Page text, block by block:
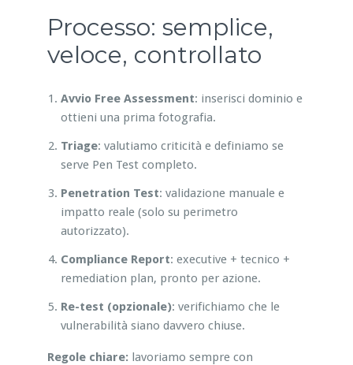
Processo: semplice,
veloce, controllato
Avvio Free Assessment: inserisci dominio e
ottieni una prima fotografia.
Triage: valutiamo criticità e definiamo se
serve Pen Test completo.
Penetration Test: validazione manuale e
impatto reale (solo su perimetro
autorizzato).
Compliance Report: executive + tecnico +
remediation plan, pronto per azione.
Re-test (opzionale): verifichiamo che le
vulnerabilità siano davvero chiuse.
Regole chiare: lavoriamo sempre con